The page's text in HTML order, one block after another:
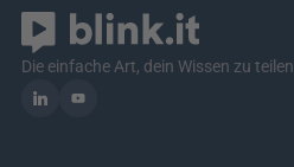
Die einfache Art, dein Wissen zu teilen.